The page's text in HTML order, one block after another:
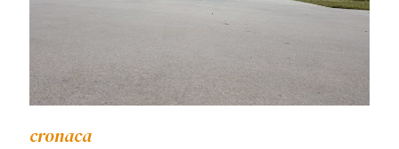
cronaca